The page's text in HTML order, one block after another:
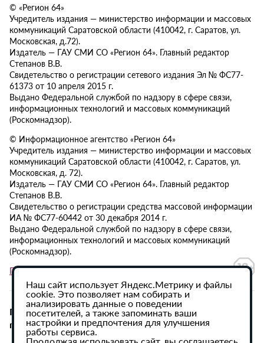
© «Регион 64»
Учредитель издания — министерство информации и массовых
коммуникаций Саратовской области (410042, г. Саратов, ул.
Московская, д.72).
Издатель — ГАУ СМИ СО «Регион 64». Главный редактор
Степанов В.В.
Свидетельство о регистрации сетевого издания Эл № ФС77-
61373 от 10 апреля 2015 г.
Выдано Федеральной службой по надзору в сфере связи,
информационных технологий и массовых коммуникаций
(Роскомнадзор).
© Информационное агентство «Регион 64»
Учредитель издания — министерство информации и массовых
коммуникаций Саратовской области (410042, г. Саратов, ул.
Московская, д. 72).
Издатель — ГАУ СМИ СО «Регион 64». Главный редактор
Степанов В.В.
Свидетельство о регистрации средства массовой информации
ИА № ФС77-60442 от 30 декабря 2014 г.
Выдано Федеральной службой по надзору в сфере связи,
информационных технологий и массовых коммуникаций
(Роскомнадзор).
Политика в отношении обработки персональных данных
При использовании материалов сайта активная
гиперссылка на ИА «Регион 64» обязательна.
Наш сайт использует Яндекс.Метрику и файлы
cookie. Это позволяет нам собирать и
анализировать данные о поведении
посетителей, а также запоминать ваши
настройки и предпочтения для улучшения
работы сервиса.